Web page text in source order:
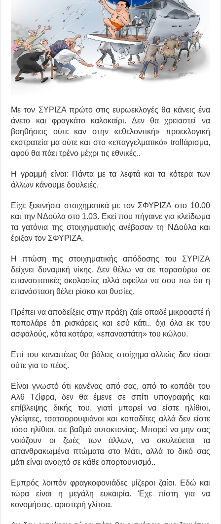
Με τον ΣΥΡΙΖΑ πρώτο στις ευρωεκλογές θα κάνεις ένα
άνετο και φραγκάτο καλοκαίρι. Δεν θα χρειαστεί να
βοηθήσεις ούτε καν στην «εθελοντική» προεκλογική
εκστρατεία μα ούτε και στο «επαγγελματικό» trollάρισμα,
αφού θα πάει τρένο μέχρι τις εθνικές..
Η γραμμή είναι: Πάντα με τα λεφτά και τα κότερα των
άλλων κάνουμε δουλειές.
Είχε ξεκινήσει στοιχηματικά με τον ΣΦΥΡΙΖΑ στο 10.00
και την ΝΔούλα στο 1.03. Εκεί που πήγαινε για κλείδωμα
τα γατόνια της στοιχηματικής ανέβασαν τη ΝΔούλα και
έριξαν τον ΣΦΥΡΙΖΑ.
Η πτώση της στοιχηματικής απόδοσης του ΣΥΡΙΖΑ
δείχνει δυναμική νίκης. Δεν θέλω να σε παρασύρω σε
επαναστατικές ακολασίες αλλά οφείλω να σου πω ότι η
επανάσταση θέλει ρίσκο και θυσίες.
Πρέπει να αποδείξεις στην πράξη ζαίε οπαδέ μικροαστέ ή
ποπολάρε ότι ρισκάρεις και εσύ κάτι.. όχι όλα εκ του
ασφαλούς, κότα κοτάρα, «επαναστάτη» του κώλου.
Επί του καναπέως θα βάλεις στοίχημα αλλιώς δεν είσαι
ούτε για το πέος.
Είναι γνωστό ότι κανένας από σας, από το κοπάδι του
Αλ6 Τζίφρα, δεν θα έμενε σε σπίτι υπογραφής και
επίβλεψης δικής του, γιατί μπορεί να είστε ηλίθιοι,
γλείφτες, τσατσορουφιάνοι και κοπαδίτες αλλά δεν είστε
τόσο ηλίθιοι, σε βαθμό αυτοκτονίας. Μπορεί να μην σας
νοιάζουν οι ζωές των άλλων, να σκυλεύεται τα
απανθρακωμένα πτώματα στο Μάτι, αλλά το δικό σας
μάτι είναι ανοιχτό σε κάθε οπορτουνισμό..
Εμπρός λοιπόν φραγκοφονιάδες μίζεροι ζαίοι. Εδώ και
τώρα είναι η μεγάλη ευκαιρία. Έχε πίστη για να
κονομήσεις, αριστερή γλίτσα.